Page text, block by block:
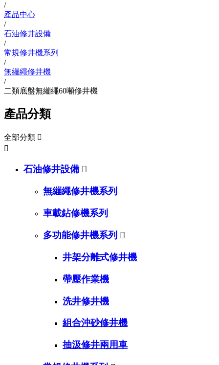
/
產品中心
/
石油修井設備
/
常規修井機系列
/
無繃繩修井機
/
二類底盤無繃繩60噸修井機
產品分類
全部分類 

石油修井設備 
無繃繩修井機系列
車載鉆修機系列
多功能修井機系列 
井架分離式修井機
帶壓作業機
洗井修井機
組合沖砂修井機
抽汲修井兩用車